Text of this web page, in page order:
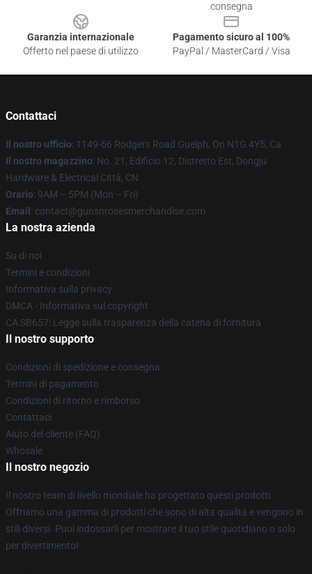
consegna
Garanzia internazionale
Offerto nel paese di utilizzo
Pagamento sicuro al 100%
PayPal / MasterCard / Visa
Contattaci
Il nostro ufficio: 1149-66 Rodgers Road Guelph, On N1G 4Y5, Ca
Il nostro magazzino: No. 21, Edificio 12, Distretto Est, Dongju
Hardware & Electrical Città, CN
Orario: 9AM – 5PM (Mon – Fri)
Email : contact@gunsnrosesmerchandise.com
La nostra azienda
Su di noi
Termini e condizioni
Informativa sulla privacy
DMCA - Informativa sul copyright
CA SB657: Legge sulla trasparenza della catena di fornitura
Il nostro supporto
Condizioni di spedizione e consegna
Termini di pagamento
Condizioni di ritorno e rimborso
Contattaci
Aiuto del cliente (FAQ)
Whosale
Il nostro negozio
Il nostro team di livello mondiale ha progettato questi prodotti.
Offriamo una gamma di prodotti che sono di alta qualità e vengono in
stili diversi. Puoi indossarli per mostrare il tuo stile quotidiano o solo
per divertimento!